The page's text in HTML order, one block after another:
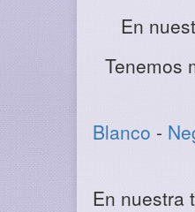
En
Tenemos
Blanco -
En nuestra